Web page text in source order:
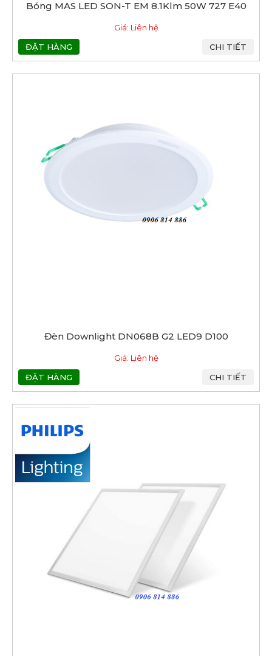
Bóng MAS LED SON-T EM 8.1Klm 50W 727 E40
Giá: Liên hệ
ĐẶT HÀNG
CHI TIẾT
Đèn Downlight DN068B G2 LED9 D100
Giá: Liên hệ
ĐẶT HÀNG
CHI TIẾT